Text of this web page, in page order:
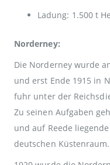
Ladung: 1.500 t
Norderney:
Die Norderney wurde
und erst Ende 1915 in
fuhr unter der
Zu seinen Aufgaben
und auf Reede
deutschen Küstenraum.